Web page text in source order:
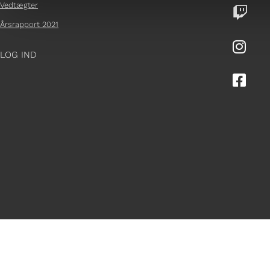
Vedtægter
Årsrapport 2021
LOG IND


